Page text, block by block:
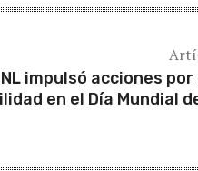
impulsó acciones
en el Día Mundial